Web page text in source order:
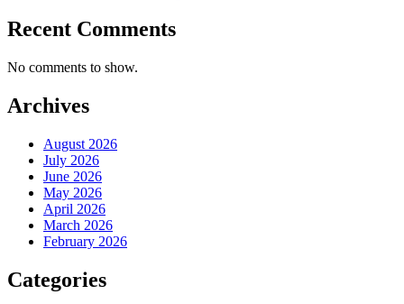
Recent Comments
No comments to show.
Archives
August 2026
July 2026
June 2026
May 2026
April 2026
March 2026
February 2026
Categories